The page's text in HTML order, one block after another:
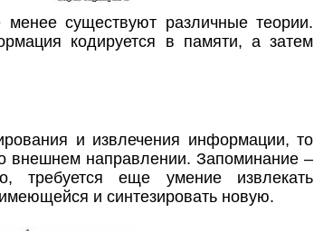
существуют различные теории.
кодируется в памяти, а затем
и извлечения информации, то
внешнем направлении. Запоминание –
требуется еще умение извлекать
и синтезировать новую.